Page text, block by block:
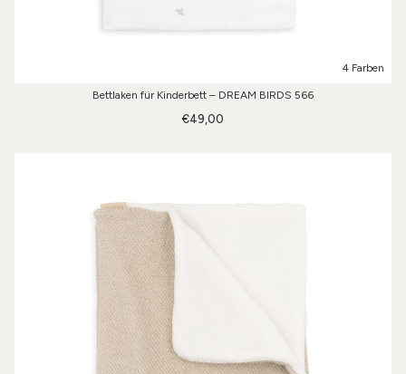
4 Farben
Bettlaken für Kinderbett – DREAM BIRDS 566
€49,00